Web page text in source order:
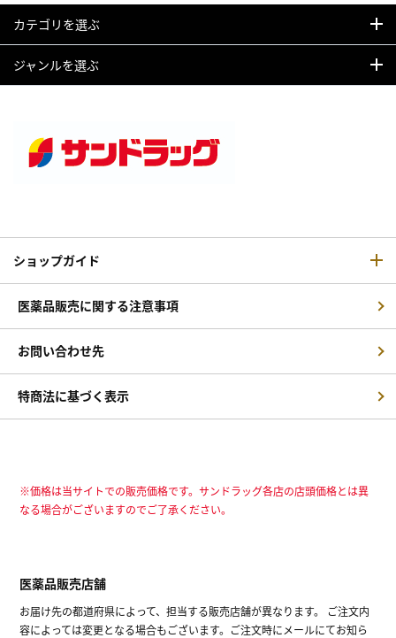
カテゴリを選ぶ
ジャンルを選ぶ
ショップガイド
医薬品販売に関する注意事項
お問い合わせ先
特商法に基づく表示
※価格は当サイトでの販売価格です。サンドラッグ各店の店頭価格とは異
なる場合がございますのでご了承ください。
医薬品販売店舗
お届け先の都道府県によって、担当する販売店舗が異なります。 ご注文内
容によっては変更となる場合もございます。ご注文時にメールにてお知ら